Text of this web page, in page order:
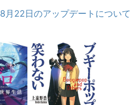
8月22日のアップデートについて